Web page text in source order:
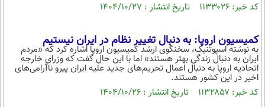
کد خبر: ۱۱۳۳۰۲۶ تاریخ انتشار : ۱۴۰۴/۱۰/۲۷
کمیسیون اروپا: به دنبال تغییر نظام در ایران نیستیم
به نوشته اسپوتنیک،‌ سخنگوی ارشد کمیسیون اروپا اشاره کرد که «مردم
ایران به دنبال زندگی بهتر هستند» اما با این حال گفت که وزرای خارجه
اتحادیه اروپا به دنبال اعمال تحریم‌های جدید علیه ایران پیرو ناآرامی‌های
اخیر در این کشور هستند.
کد خبر: ۱۱۳۲۸۵۷ تاریخ انتشار : ۱۴۰۴/۱۰/۲۶